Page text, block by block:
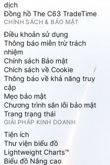
dịch
Đồng hồ The C63 TradeTime
CHÍNH SÁCH & BẢO MẬT
Điều khoản sử dụng
Thông báo miễn trừ trách
nhiệm
Chính sách Bảo mật
Chích sách về Cookie
Thông báo về khả năng truy
cập
Mẹo bảo mật
Chương trình săn lỗi bảo mật
Trang trạng thái
GIẢI PHÁP KINH DOANH
Tiện ích
Thư viện biểu đồ
Lightweight Charts™
Biểu đồ Nâng cao